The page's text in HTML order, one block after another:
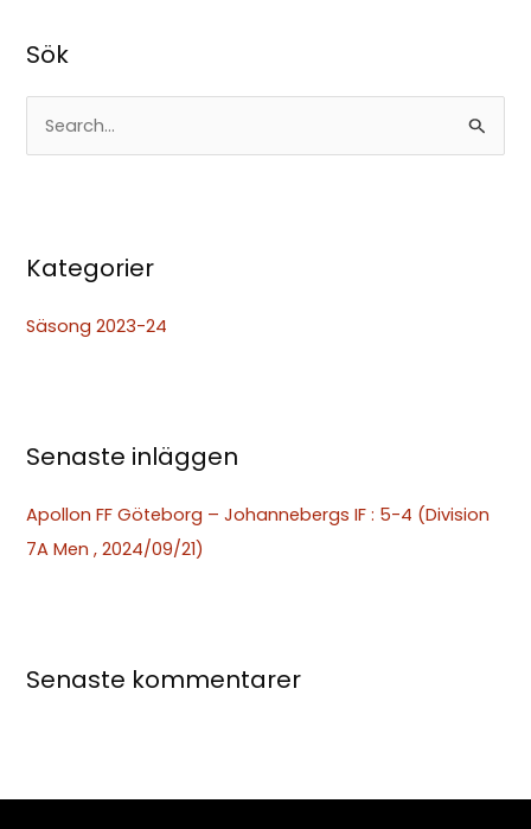
Sök
ö
f
e
Kategorier
Säsong 2023-24
Senaste inläggen
Apollon FF Göteborg – Johannebergs IF : 5-4 (Division
7A Men , 2024/09/21)
Senaste kommentarer